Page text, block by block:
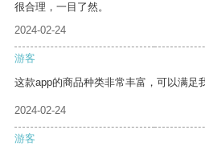
很合理，一目了然。
2024-02-24
游客
这款app的商品种类非常丰富，可以满足
2024-02-24
游客